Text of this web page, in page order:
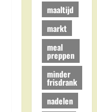
maaltijd
markt
meal
preppen
minder
frisdrank
nadelen